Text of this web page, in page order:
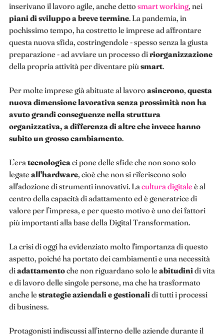
inserivano il lavoro agile, anche detto smart working, nei
piani di sviluppo a breve termine. La pandemia, in
pochissimo tempo, ha costretto le imprese ad affrontare
questa nuova sfida, costringendole - spesso senza la giusta
preparazione - ad avviare un processo diriorganizzazione
della propria attività per diventare più smart.
Per molte imprese già abituate al lavoro asincrono, questa
nuova dimensione lavorativa senza prossimità non ha
avuto grandi conseguenze nella struttura
organizzativa, a differenza di altre che invece hanno
subito un grosso cambiamento.
L’era tecnologicaci pone delle sfide che non sono solo
legate all'hardware, cioè che non si riferiscono solo
all'adozione di strumenti innovativi. La cultura digitale è al
centro della capacità di adattamento ed è generatrice di
valore per l’impresa, e per questo motivo è uno dei fattori
più importanti alla base della Digital Transformation.
La crisi di oggi ha evidenziato molto l'importanza di questo
aspetto, poiché ha portato dei cambiamenti e una necessità
diadattamentoche non riguardano solo le abitudini di vita
e di lavoro delle singole persone, ma che ha trasformato
anche le strategie aziendali e gestionali di tutti i processi
di business.
Protagonisti indiscussi all’interno delle aziende durante il